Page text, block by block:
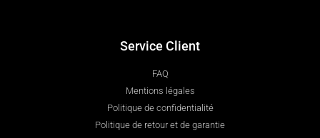
Service Client
FAQ
Mentions légales
Politique de confidentialité
Politique de retour et de garantie